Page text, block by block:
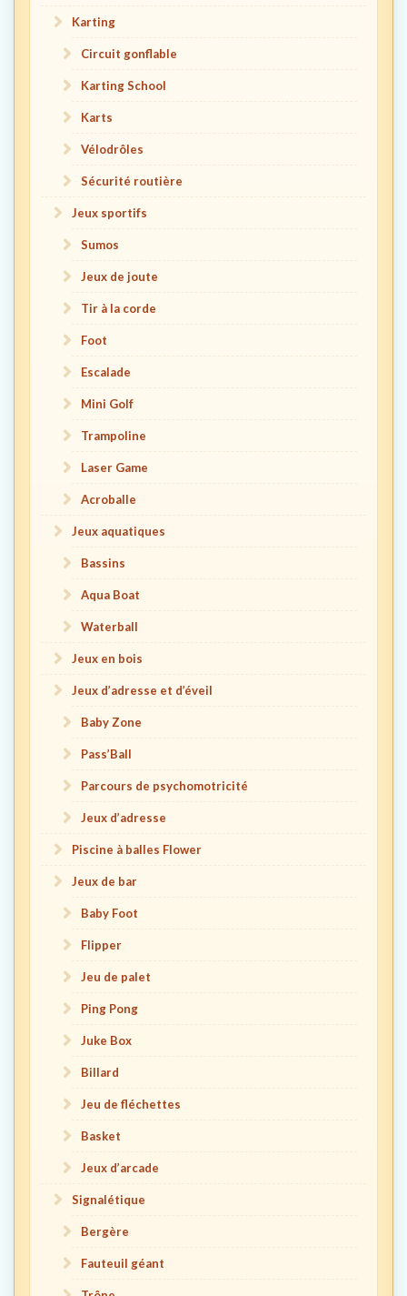
Karting
Circuit gonflable
Karting School
Karts
Vélodrôles
Sécurité routière
Jeux sportifs
Sumos
Jeux de joute
Tir à la corde
Foot
Escalade
Mini Golf
Trampoline
Laser Game
Acroballe
Jeux aquatiques
Bassins
Aqua Boat
Waterball
Jeux en bois
Jeux d’adresse et d’éveil
Baby Zone
Pass’Ball
Parcours de psychomotricité
Jeux d’adresse
Piscine à balles Flower
Jeux de bar
Baby Foot
Flipper
Jeu de palet
Ping Pong
Juke Box
Billard
Jeu de fléchettes
Basket
Jeux d’arcade
Signalétique
Bergère
Fauteuil géant